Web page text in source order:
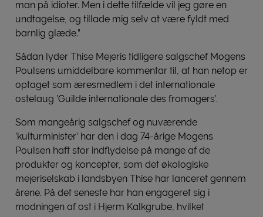
man på idioter. Men i dette tilfælde vil jeg gøre en
undtagelse, og tillade mig selv at være fyldt med
barnlig glæde.”
Sådan lyder Thise Mejeris tidligere salgschef Mogens
Poulsens umiddelbare kommentar til, at han netop er
optaget som æresmedlem i det internationale
ostelaug ’Guilde internationale des fromagers’.
Som mangeårig salgschef og nuværende
’kulturminister’ har den i dag 74-årige Mogens
Poulsen haft stor indflydelse på mange af de
produkter og koncepter, som det økologiske
mejeriselskab i landsbyen Thise har lanceret gennem
årene. På det seneste har han engageret sig i
modningen af ost i Hjerm Kalkgrube, hvilket